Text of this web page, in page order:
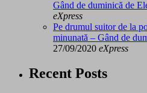
Gând de duminică de
eXpress
Pe drumul suitor de la
minunată – Gând de
27/09/2020 eXpress
Recent Posts